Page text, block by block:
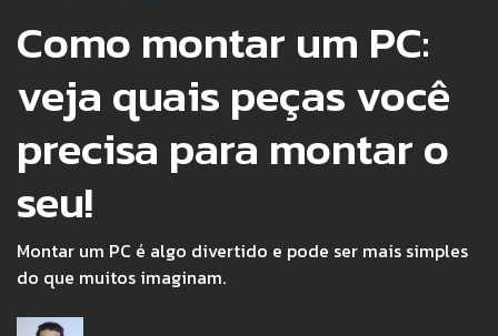
Como montar um PC:
veja quais peças você
precisa para montar o
seu!
Montar um PC é algo divertido e pode ser mais simples
do que muitos imaginam.